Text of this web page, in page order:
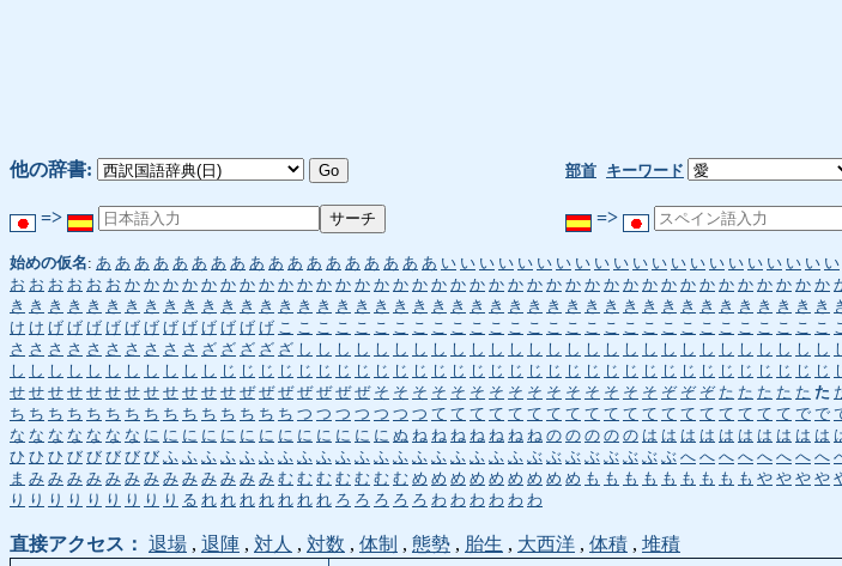
他の辞書: 部首 キーワード
=> =>
始めの仮名: あ あ あ あ あ あ あ あ あ あ あ あ あ あ あ あ あ あ い い い い い い い い い い い い い い い い い い い い い
お お お お お お か か か か か か か か か か か か か か か か か か か か か か か か か か か か か か か か か か か か か
き き き き き き き き き き き き き き き き き き き き き き き き き き き き き き き き き き き き き き き き き き き
け け げ げ げ げ げ げ げ げ げ げ げ げ こ こ こ こ こ こ こ こ こ こ こ こ こ こ こ こ こ こ こ こ こ こ こ こ こ こ こ こ こ
さ さ さ さ さ さ さ さ さ さ ざ ざ ざ ざ ざ し し し し し し し し し し し し し し し し し し し し し し し し し し し し
し し し し し し し し し し し じ じ じ じ じ じ じ じ じ じ じ じ じ じ じ じ じ じ じ じ じ じ じ じ じ じ じ じ じ じ じ じ
せ せ せ せ せ せ せ せ せ せ せ せ ぜ ぜ ぜ ぜ ぜ ぜ ぜ そ そ そ そ そ そ そ そ そ そ そ そ そ そ そ ぞ ぞ ぞ た た た た た た
ち ち ち ち ち ち ち ち ち ち ち ち ち ち ち つ つ つ つ つ つ つ て て て て て て て て て て て て て て て て て て て で で
な な な な な な な に に に に に に に に に に に に に ぬ ね ね ね ね ね ね ね の の の の の は は は は は は は は は は
ひ ひ ひ び び び び び ふ ふ ふ ふ ふ ふ ふ ふ ふ ふ ふ ふ ふ ふ ふ ふ ふ ふ ふ ぶ ぶ ぶ ぶ ぶ ぶ ぶ ぶ へ へ へ へ へ へ へ へ
ま み み み み み み み み み み み み み む む む む む む む め め め め め め め め め も も も も も も も も も や や や や
り り り り り り り り り る れ れ れ れ れ れ れ ろ ろ ろ ろ ろ わ わ わ わ わ わ
直接アクセス： 退場 , 退陣 , 対人 , 対数 , 体制 , 態勢 , 胎生 , 大西洋 , 体積 , 堆積